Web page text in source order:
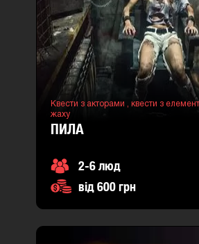
Квести з акторами , квести з
жаху
ПИЛА
2-6 люд
від 600 грн